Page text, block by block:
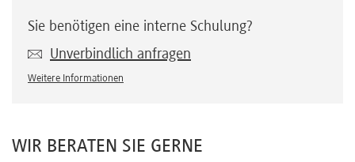
Sie benötigen eine interne Schulung?
Unverbindlich anfragen
Weitere Informationen
WIR BERATEN SIE GERNE